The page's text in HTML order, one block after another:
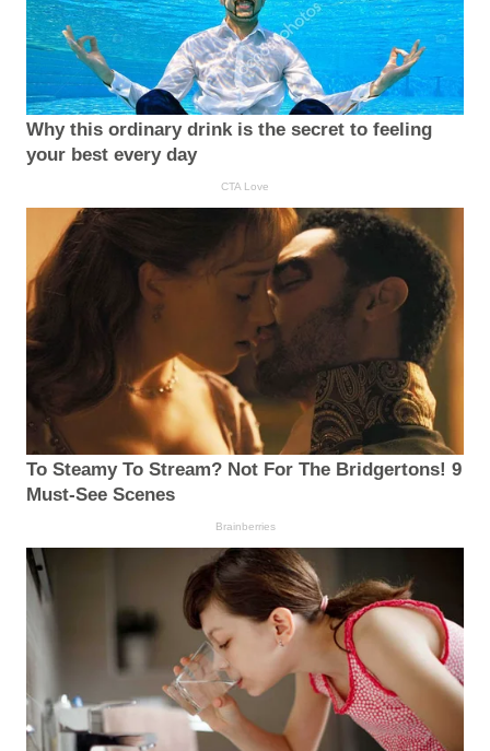
Why this ordinary drink is the secret to feeling
your best every day
CTA Love
To Steamy To Stream? Not For The Bridgertons! 9
Must-See Scenes
Brainberries